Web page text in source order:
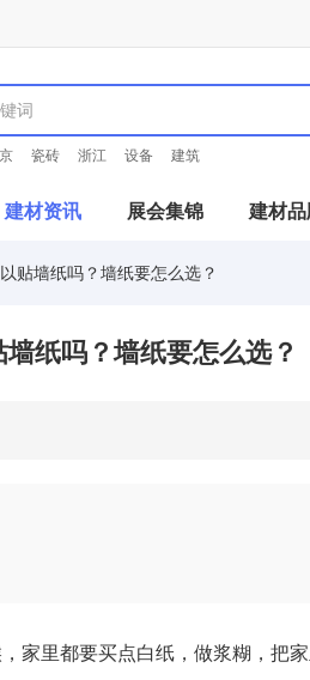
瓷砖 浙江 设备 建筑
建材资讯 展会集锦 建材品
贴墙纸吗？墙纸要怎么选？
纸吗？墙纸要怎么选？
家里都要买点白纸，做浆糊，把